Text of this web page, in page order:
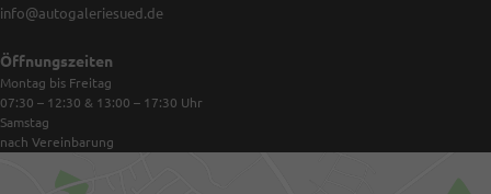
info@autogaleriesued.de
Öffnungszeiten
Montag bis Freitag
07:30 – 12:30 & 13:00 – 17:30 Uhr
Samstag
nach Vereinbarung